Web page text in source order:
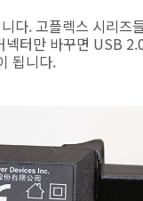
다. 고플렉스 시리즈
넥터만 바꾸면 USB
됩니다.